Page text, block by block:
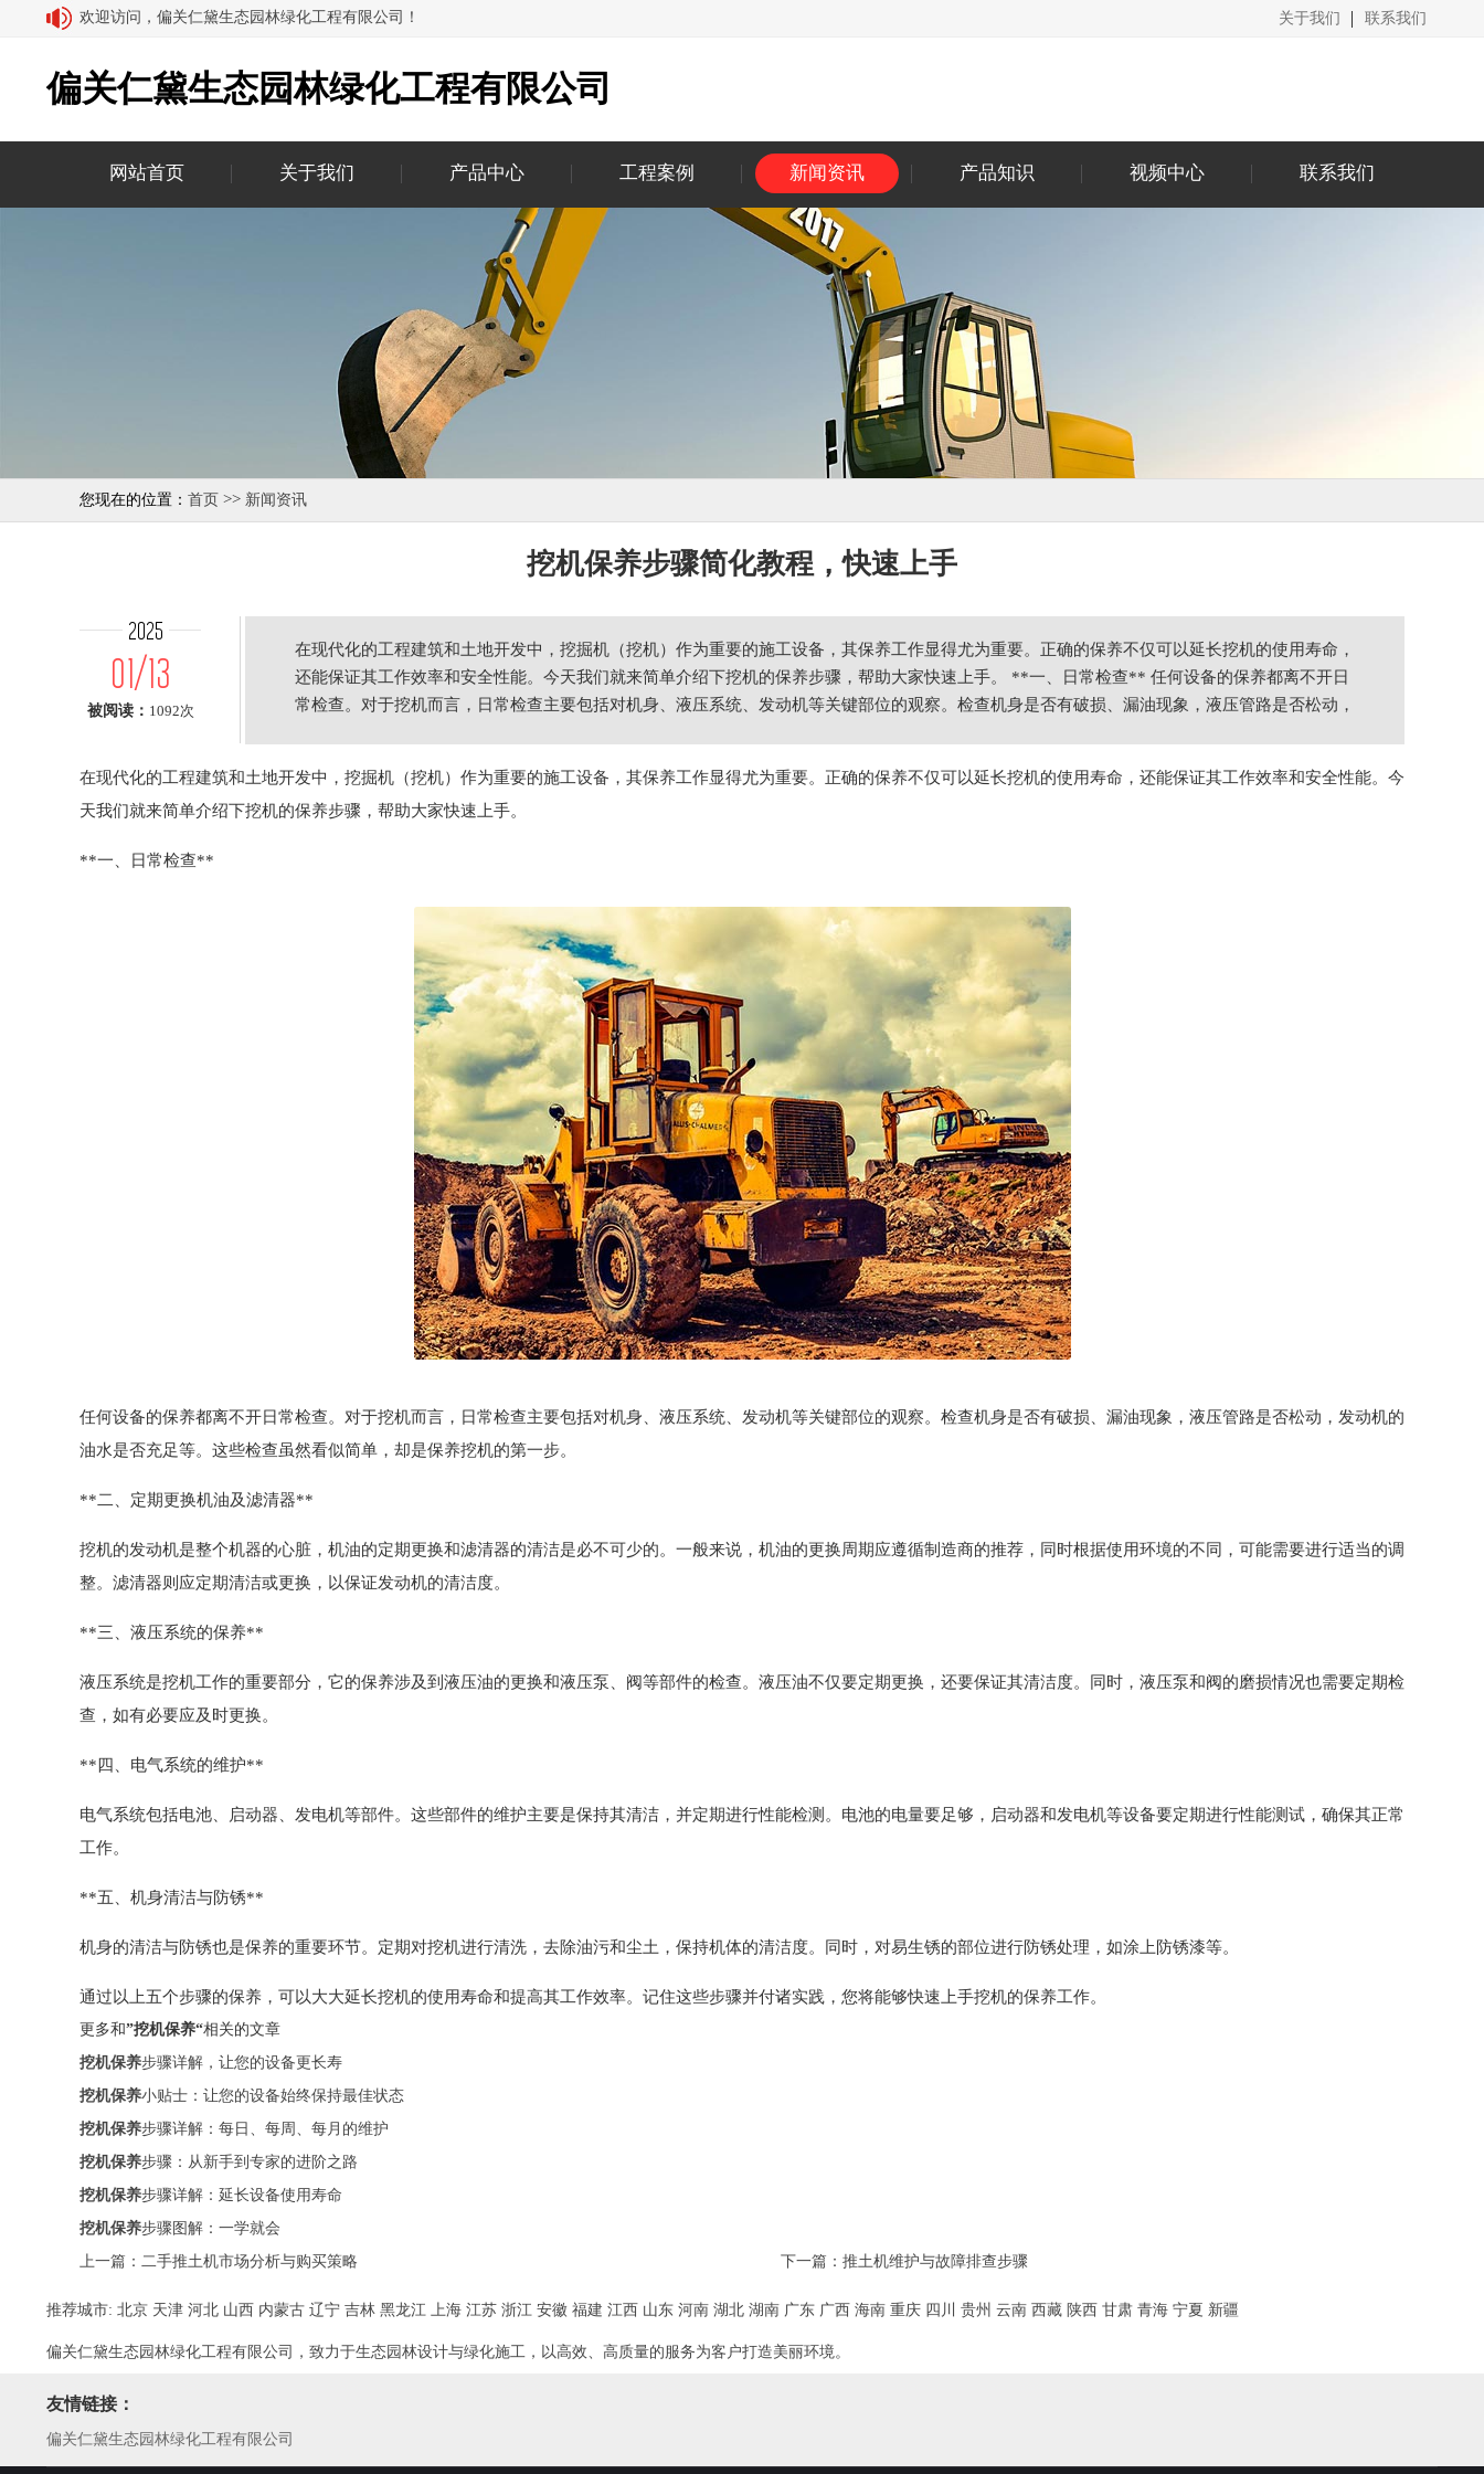
欢迎访问，偏关仁黛生态园林绿化工程有限公司！ 关于我们 联系我们
偏关仁黛生态园林绿化工程有限公司
网站首页 关于我们 产品中心 工程案例 新闻资讯 产品知识 视频中心 联系我们
您现在的位置： 首页 >> 新闻资讯
挖机保养步骤简化教程，快速上手
2025
01/13
被阅读： 1092次
在现代化的工程建筑和土地开发中，挖掘机（挖机）作为重要的施工设备，其保养工作显得尤为重要。正确的保养不仅可以延长挖机的使用寿命，
还能保证其工作效率和安全性能。今天我们就来简单介绍下挖机的保养步骤，帮助大家快速上手。 **一、日常检查** 任何设备的保养都离不开日
常检查。对于挖机而言，日常检查主要包括对机身、液压系统、发动机等关键部位的观察。检查机身是否有破损、漏油现象，液压管路是否松动，
在现代化的工程建筑和土地开发中，挖掘机（挖机）作为重要的施工设备，其保养工作显得尤为重要。正确的保养不仅可以延长挖机的使用寿命，还能保证其工作效率和安全性能。今
天我们就来简单介绍下挖机的保养步骤，帮助大家快速上手。
**一、日常检查**
任何设备的保养都离不开日常检查。对于挖机而言，日常检查主要包括对机身、液压系统、发动机等关键部位的观察。检查机身是否有破损、漏油现象，液压管路是否松动，发动机的
油水是否充足等。这些检查虽然看似简单，却是保养挖机的第一步。
**二、定期更换机油及滤清器**
挖机的发动机是整个机器的心脏，机油的定期更换和滤清器的清洁是必不可少的。一般来说，机油的更换周期应遵循制造商的推荐，同时根据使用环境的不同，可能需要进行适当的调
整。滤清器则应定期清洁或更换，以保证发动机的清洁度。
**三、液压系统的保养**
液压系统是挖机工作的重要部分，它的保养涉及到液压油的更换和液压泵、阀等部件的检查。液压油不仅要定期更换，还要保证其清洁度。同时，液压泵和阀的磨损情况也需要定期检
查，如有必要应及时更换。
**四、电气系统的维护**
电气系统包括电池、启动器、发电机等部件。这些部件的维护主要是保持其清洁，并定期进行性能检测。电池的电量要足够，启动器和发电机等设备要定期进行性能测试，确保其正常
工作。
**五、机身清洁与防锈**
机身的清洁与防锈也是保养的重要环节。定期对挖机进行清洗，去除油污和尘土，保持机体的清洁度。同时，对易生锈的部位进行防锈处理，如涂上防锈漆等。
通过以上五个步骤的保养，可以大大延长挖机的使用寿命和提高其工作效率。记住这些步骤并付诸实践，您将能够快速上手挖机的保养工作。
更多和”挖机保养“相关的文章
挖机保养步骤详解，让您的设备更长寿
挖机保养小贴士：让您的设备始终保持最佳状态
挖机保养步骤详解：每日、每周、每月的维护
挖机保养步骤：从新手到专家的进阶之路
挖机保养步骤详解：延长设备使用寿命
挖机保养步骤图解：一学就会
上一篇： 二手推土机市场分析与购买策略 下一篇： 推土机维护与故障排查步骤
推荐城市: 北京 天津 河北 山西 内蒙古 辽宁 吉林 黑龙江 上海 江苏 浙江 安徽 福建 江西 山东 河南 湖北 湖南 广东 广西 海南 重庆 四川 贵州 云南 西藏 陕西 甘肃 青海 宁夏 新疆
偏关仁黛生态园林绿化工程有限公司，致力于生态园林设计与绿化施工，以高效、高质量的服务为客户打造美丽环境。
友情链接：
偏关仁黛生态园林绿化工程有限公司